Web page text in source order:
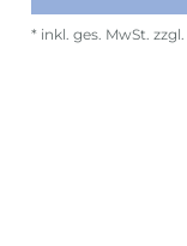
* inkl. ges. MwSt. zzgl.